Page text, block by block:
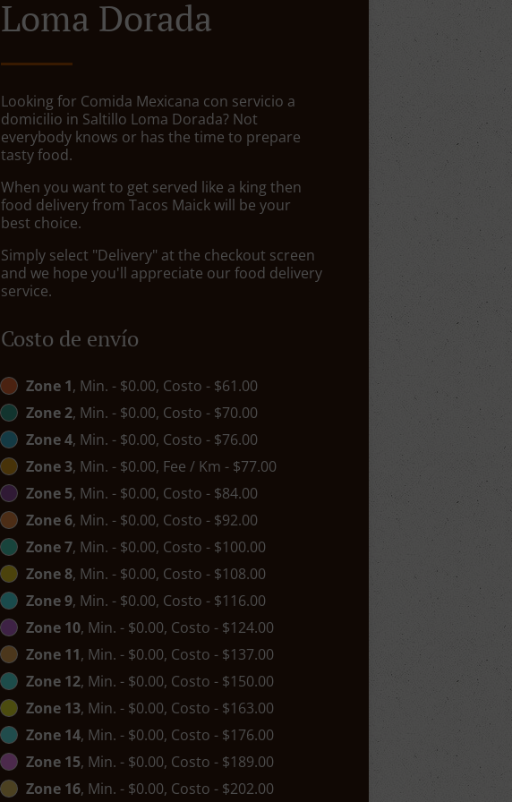
Loma Dorada
Looking for Comida Mexicana con servicio a
domicilio in Saltillo Loma Dorada? Not
everybody knows or has the time to prepare
tasty food.
When you want to get served like a king then
food delivery from Tacos Maick will be your
best choice.
Simply select "Delivery" at the checkout screen
and we hope you'll appreciate our food delivery
service.
Costo de envío
Zone 1, Min. - $0.00, Costo - $61.00
Zone 2, Min. - $0.00, Costo - $70.00
Zone 4, Min. - $0.00, Costo - $76.00
Zone 3, Min. - $0.00, Fee / Km - $77.00
Zone 5, Min. - $0.00, Costo - $84.00
Zone 6, Min. - $0.00, Costo - $92.00
Zone 7, Min. - $0.00, Costo - $100.00
Zone 8, Min. - $0.00, Costo - $108.00
Zone 9, Min. - $0.00, Costo - $116.00
Zone 10, Min. - $0.00, Costo - $124.00
Zone 11, Min. - $0.00, Costo - $137.00
Zone 12, Min. - $0.00, Costo - $150.00
Zone 13, Min. - $0.00, Costo - $163.00
Zone 14, Min. - $0.00, Costo - $176.00
Zone 15, Min. - $0.00, Costo - $189.00
Zone 16, Min. - $0.00, Costo - $202.00